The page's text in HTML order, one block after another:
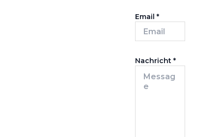
Email *
Nachricht *